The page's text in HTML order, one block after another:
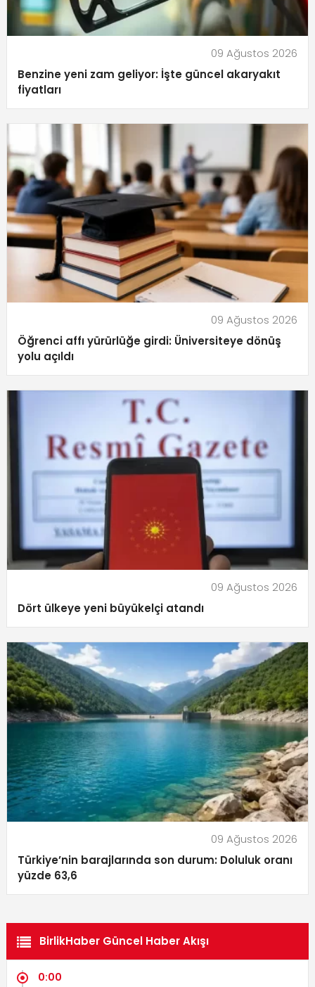
09 Ağustos 2026
Benzine yeni zam geliyor: İşte güncel akaryakıt
fiyatları
09 Ağustos 2026
Öğrenci affı yürürlüğe girdi: Üniversiteye dönüş
yolu açıldı
09 Ağustos 2026
Dört ülkeye yeni büyükelçi atandı
09 Ağustos 2026
Türkiye’nin barajlarında son durum: Doluluk oranı
yüzde 63,6
BirlikHaber Güncel Haber Akışı
0:00